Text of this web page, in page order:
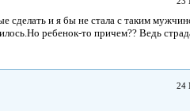
и я бы не стала с таким
ребенок-то причем?? Ведь
24